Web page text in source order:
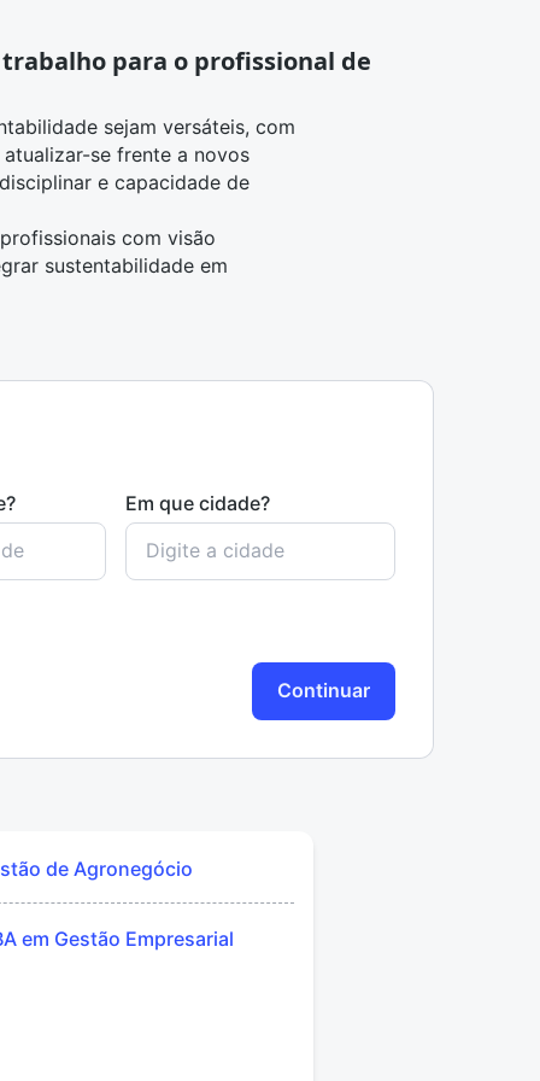
para o profissional de
sejam versáteis, com
se frente a novos
e capacidade de
com visão
sustentabilidade em
Em que cidade?
Continuar
de Agronegócio
em Gestão Empresarial